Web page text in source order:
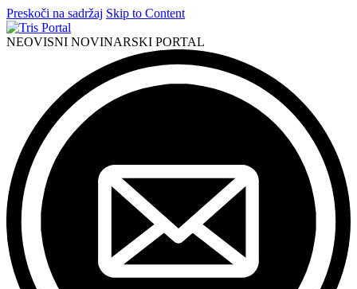
Preskoči na sadržaj Skip to Content
NEOVISNI NOVINARSKI PORTAL